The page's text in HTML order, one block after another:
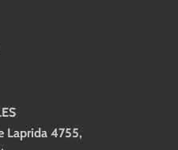
Laprida 4755,